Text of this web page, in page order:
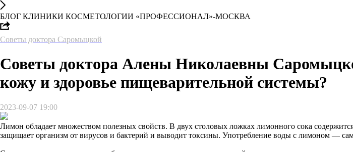
БЛОГ КЛИНИКИ КОСМЕТОЛОГИИ «ПРОФЕССИОНАЛ»-МОСКВА
Советы доктора Саромыцкой
Советы доктора Алены Николаевны
кожу и здоровье пищеварительной системы?
2023-09-07 19:00
Лимон обладает множеством полезных свойств. В двух столовых ложках лимонного сока
защищает организм от вирусов и бактерий и выводит токсины. Употребление воды с лимоном —